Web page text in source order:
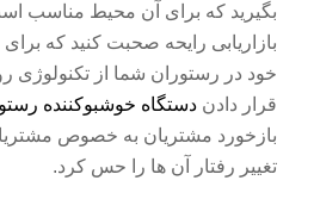
بگیرید که برای آن محیط مناسب
بازاریابی رایحه صحبت کنید که برای
خود در رستوران شما از تکنولوژی
قرار دادن دستگاه خوشبوکننده
بازخورد مشتریان به خصوص
تغییر رفتار آن ها را حس کرد.